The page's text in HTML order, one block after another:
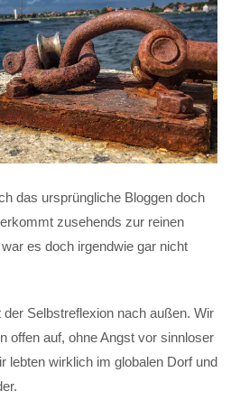
das ursprüngliche Bloggen doch
zusehends zur reinen
es doch irgendwie gar nicht
Selbstreflexion nach außen. Wir
offen auf, ohne Angst vor sinnloser
lebten wirklich im globalen Dorf und